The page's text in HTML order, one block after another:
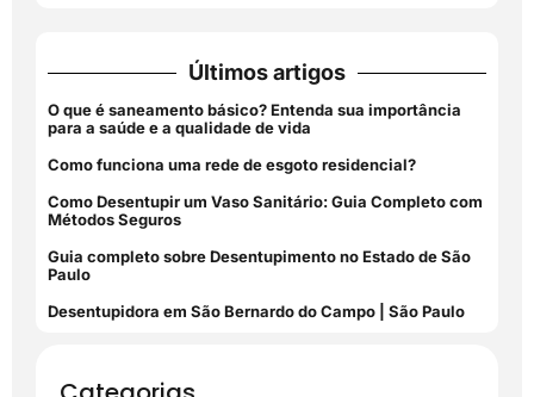
Últimos artigos
O que é saneamento básico? Entenda sua importância
para a saúde e a qualidade de vida
Como funciona uma rede de esgoto residencial?
Como Desentupir um Vaso Sanitário: Guia Completo com
Métodos Seguros
Guia completo sobre Desentupimento no Estado de São
Paulo
Desentupidora em São Bernardo do Campo | São Paulo